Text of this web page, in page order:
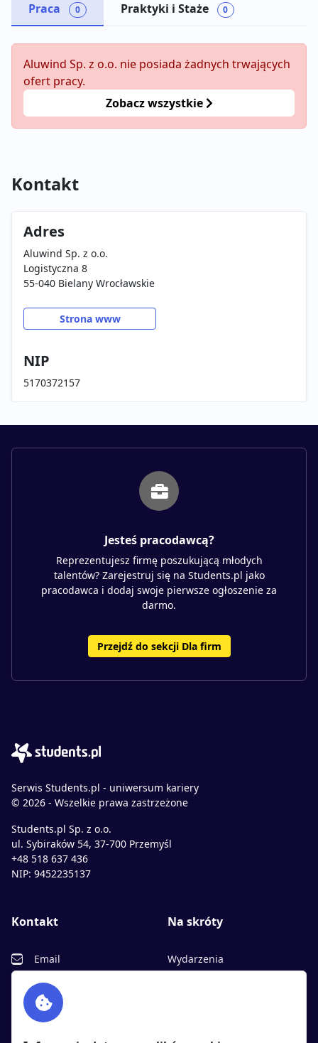
Praca 0 Praktyki i Staże 0
Aluwind Sp. z o.o. nie posiada żadnych trwających
ofert pracy.
Zobacz wszystkie
Kontakt
Adres
Aluwind Sp. z o.o.
Logistyczna 8
55-040 Bielany Wrocławskie
Strona www
NIP
5170372157
Jesteś pracodawcą?
Reprezentujesz firmę poszukującą młodych
talentów? Zarejestruj się na Students.pl jako
pracodawca i dodaj swoje pierwsze ogłoszenie za
darmo.
Przejdź do sekcji Dla firm
Serwis Students.pl - uniwersum kariery
© 2026 - Wszelkie prawa zastrzeżone
Students.pl Sp. z o.o.
ul. Sybiraków 54, 37-700 Przemyśl
+48 518 637 436
NIP: 9452235137
Kontakt
Email
Facebook
Twitter
Na skróty
Wydarzenia
Polityka cookies